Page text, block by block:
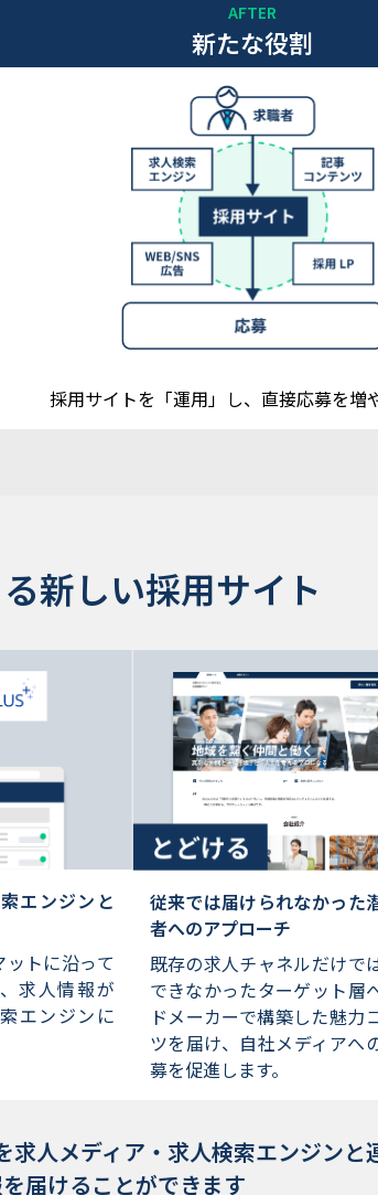
AFTER
新たな役割
採用サイトを「運用」し、直接応募を増
新しい採用サイト
エンジンと
トに沿って
求人情報が
エンジンに
従来では届けられなかった
者へのアプローチ
既存の求人チャネルだけで
できなかったターゲット層
ドメーカーで構築した魅力
ツを届け、自社メディアへ
募を促進します。
求人メディア・求人検索エンジンと
届けることができます